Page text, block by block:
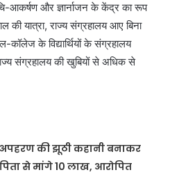
आकर्षण और ज्ञार्नाजन के केंद्र का रूप
की यात्रा, राज्य संग्रहालय आए बिना
कॉलेज के विद्यार्थियों के संग्रहालय
संग्रहालय की खुबियों से अधिक से
अपहरण की झूठी कहानी बनाकर
पिता से मांगे 10 लाख, आरोपित